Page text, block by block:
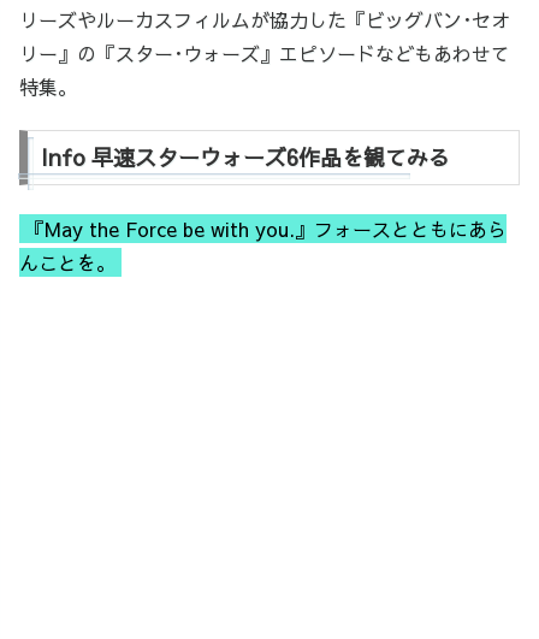
リーズやルーカスフィルムが協力した『ビッグバン･セオ
リー』の『スター･ウォーズ』エピソードなどもあわせて
特集。
Info 早速スターウォーズ6作品を観てみる
『May the Force be with you.』フォースとともにあら
んことを。